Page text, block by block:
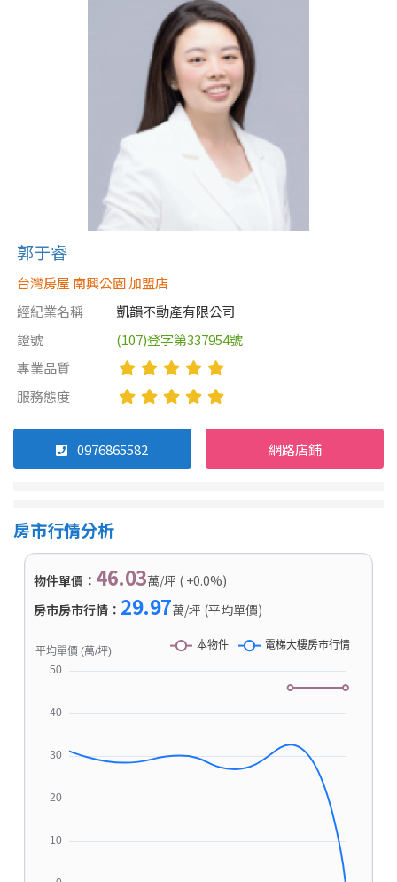
郭于睿
台灣房屋 南興公園 加盟店
經紀業名稱
凱韻不動產有限公司
證號
(107)登字第337954號
專業品質
服務態度
0976865582 網路店鋪
房市行情分析
物件單價： 46.03萬/坪 ( +0.0%)
房市房市行情： 29.97萬/坪 (平均單價)